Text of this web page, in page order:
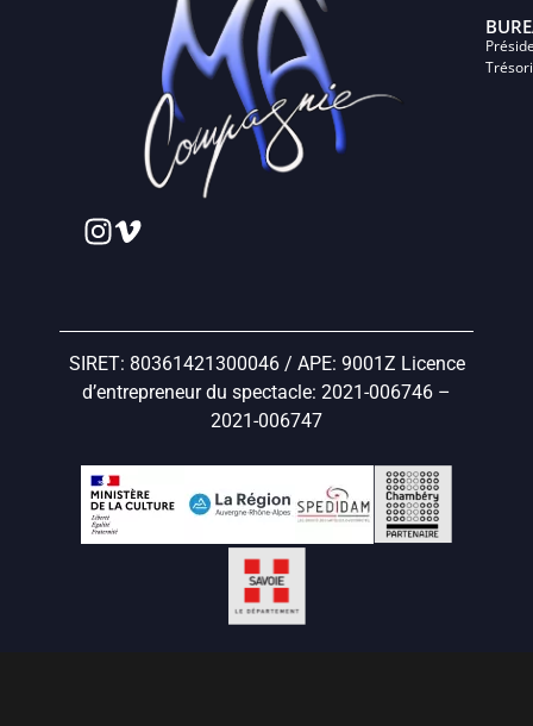
SIRET: 80361421300046 / APE: 9001Z Licence
d’entrepreneur du spectacle: 2021-006746 –
2021-006747